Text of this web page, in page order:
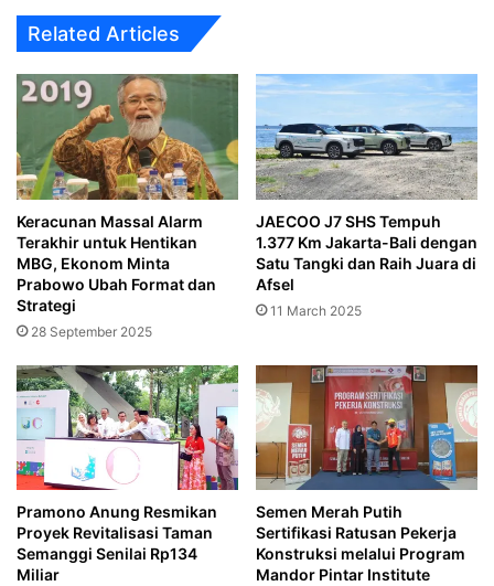
Related Articles
Keracunan Massal Alarm
Terakhir untuk Hentikan
MBG, Ekonom Minta
Prabowo Ubah Format dan
Strategi
28 September 2025
JAECOO J7 SHS Tempuh
1.377 Km Jakarta-Bali dengan
Satu Tangki dan Raih Juara di
Afsel
11 March 2025
‎Pramono Anung Resmikan
Proyek Revitalisasi Taman
Semanggi Senilai Rp134
Miliar
Semen Merah Putih
Sertifikasi Ratusan Pekerja
Konstruksi melalui Program
Mandor Pintar Institute